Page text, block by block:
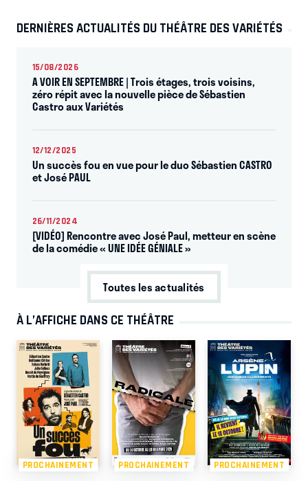
DERNIÈRES ACTUALITÉS DU THÉÂTRE DES VARIÉTÉS
15/08/2026
A VOIR EN SEPTEMBRE | Trois étages, trois voisins,
zéro répit avec la nouvelle pièce de Sébastien
Castro aux Variétés
12/12/2025
Un succès fou en vue pour le duo Sébastien CASTRO
et José PAUL
26/11/2024
[VIDÉO] Rencontre avec José Paul, metteur en scène
de la comédie « UNE IDÉE GÉNIALE »
Toutes les actualités
À L’AFFICHE DANS CE THÉÂTRE
PROCHAINEMENT PROCHAINEMENT PROCHAINEMENT